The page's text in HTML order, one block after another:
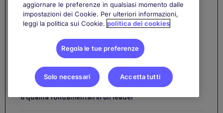
I più popolari
Come calcolare lo stipendio netto lordo
Quali sono le domande giuste da fare al colloquio?
8 qualità fondamentali in un leader
aggiornare le preferenze in qualsiasi momento dalle
impostazioni dei Cookie. Per ulteriori informazioni,
leggi la politica sui Cookie. politica dei cookies
Regola le tue preferenze
Solo necessari Accetta tutti